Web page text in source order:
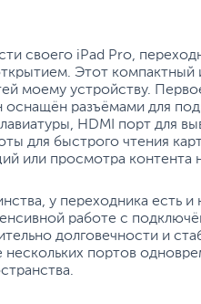
протокол BC
через порт USB
своего iPad Pro,
Этот компактный
моему устройству.
разъёмами для
HDMI порт для
для быстрого чтения
или просмотра контента
у переходника есть
работе с
долговечности и
нескольких портов